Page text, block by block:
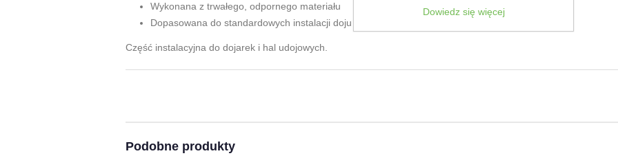
Wykonana z trwałego, odpornego materiału
Dopasowana do standardowych instalacji doju
Część instalacyjna do dojarek i hal udojowych.
Podobne produkty
Dowiedz się więcej